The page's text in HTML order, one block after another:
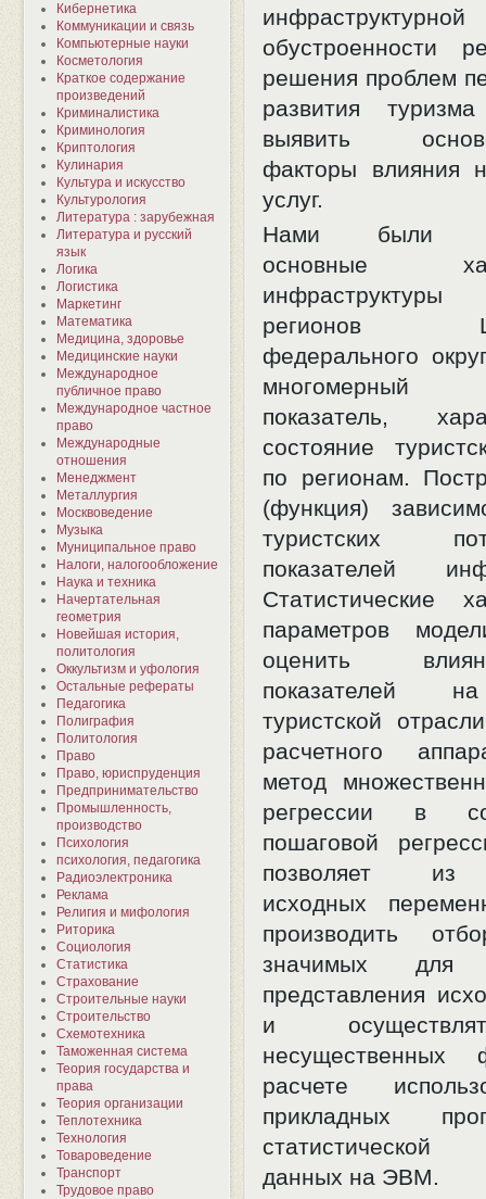
Кибернетика
Коммуникации и связь
Компьютерные науки
Косметология
Краткое содержание
произведений
Криминалистика
Криминология
Криптология
Кулинария
Культура и искусство
Культурология
Литература : зарубежная
Литература и русский
язык
Логика
Логистика
Маркетинг
Математика
Медицина, здоровье
Медицинские науки
Международное
публичное право
Международное частное
право
Международные
отношения
Менеджмент
Металлургия
Москвоведение
Музыка
Муниципальное право
Налоги, налогообложение
Наука и техника
Начертательная
геометрия
Новейшая история,
политология
Оккультизм и уфология
Остальные рефераты
Педагогика
Полиграфия
Политология
Право
Право, юриспруденция
Предпринимательство
Промышленность,
производство
Психология
психология, педагогика
Радиоэлектроника
Реклама
Религия и мифология
Риторика
Социология
Статистика
Страхование
Строительные науки
Строительство
Схемотехника
Таможенная система
Теория государства и
права
Теория организации
Теплотехника
Технология
Товароведение
Транспорт
Трудовое право
инфраструктурной
обустроенности
решения проблем
развития
выявить
факторы влияния
услуг.
Нами были
основные
регионов
федерального
показатель,
состояние
по регионам.
(функция)
туристских
показателей
Статистические
параметров
оценить
показателей
туристской
расчетного
метод
регрессии в
пошаговой
позволяет из
исходных
производить
значимых для
представления
и
несущественных
расчете
прикладных
данных на ЭВМ.